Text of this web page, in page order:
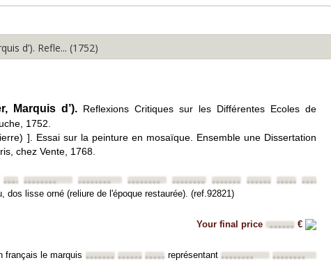
d’). Refle... (1752)
Marquis d’). Reflexions Critiques sur les Différentes Ecoles de
1752.
]. Essai sur la peinture en mosaïque. Ensemble une Dissertation
chez Vente, 1768.
•••••••••••••••• •••••••• •••••••• •••••••• •••••••• ••••••••••••••••••••••••
dos lisse orné (reliure de l'époque restaurée). (ref.92821)
Your final price •••••• €
français le marquis ••••••••••••••••••••••••représentant ••••••••
••••••••